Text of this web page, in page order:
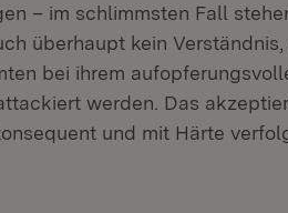
– im schlimmsten Fall
überhaupt kein
bei ihrem
werden. Das
und mit Härte